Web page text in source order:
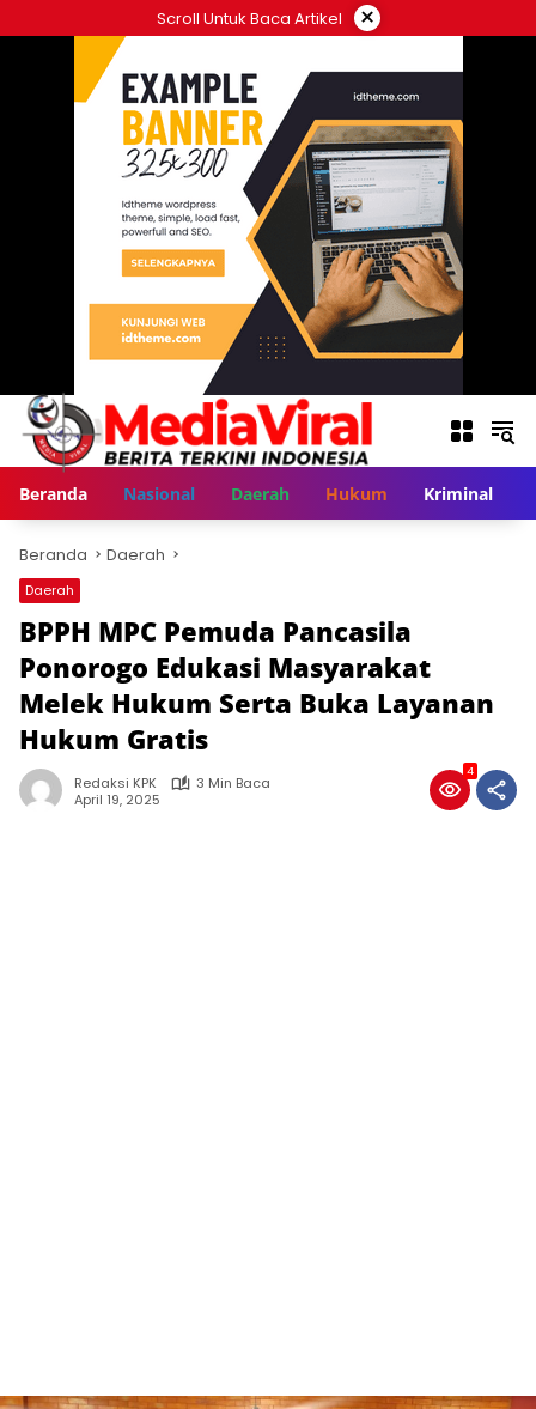
ke
Scroll Untuk Baca Artikel ×
Beranda Nasional Daerah Hukum Kriminal
Beranda Daerah
Daerah
BPPH MPC Pemuda Pancasila
Ponorogo Edukasi Masyarakat
Melek Hukum Serta Buka Layanan
Hukum Gratis
Redaksi KPK
3 Min Baca
April 19, 2025
4